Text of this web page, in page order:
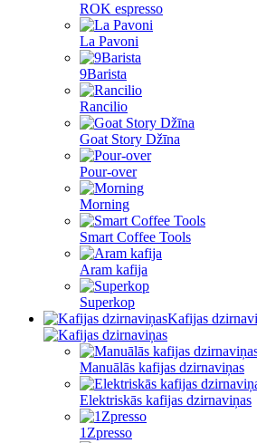
ROK espresso
La Pavoni
9Barista
Rancilio
Goat Story Džīna
Pour-over
Morning
Smart Coffee Tools
Aram kafija
Superkop
Kafijas
Manuālās kafijas dzirnaviņas
Elektriskās kafijas dzirnaviņas
1Zpresso